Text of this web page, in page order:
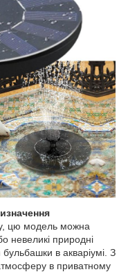
цю модель можна
невеликі природні
в акваріумі. З
в приватному